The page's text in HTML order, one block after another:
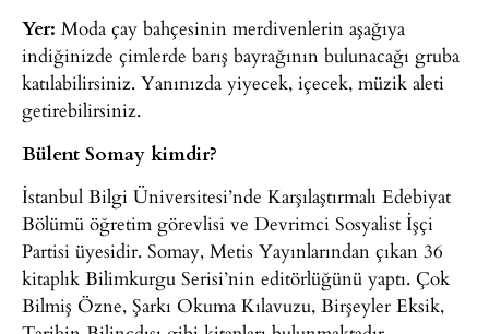
Yer: Moda çay bahçesinin merdivenlerin aşağıya
indiğinizde çimlerde barış bayrağının bulunacağı gruba
katılabilirsiniz. Yanınızda yiyecek, içecek, müzik aleti
getirebilirsiniz.
Bülent Somay kimdir?
İstanbul Bilgi Üniversitesi’nde Karşılaştırmalı Edebiyat
Bölümü öğretim görevlisi ve Devrimci Sosyalist İşçi
Partisi üyesidir. Somay, Metis Yayınlarından çıkan 36
kitaplık Bilimkurgu Serisi’nin editörlüğünü yaptı. Çok
Bilmiş Özne, Şarkı Okuma Kılavuzu, Birşeyler Eksik,